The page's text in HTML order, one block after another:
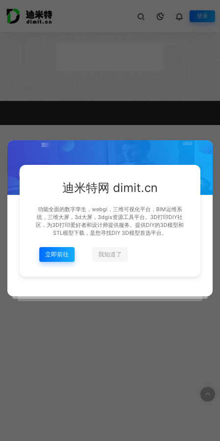
登录
迪米特网 dimit.cn
功能全面的数字孪生，webgl，三维可视化平台，BIM运维系
统，三维大屏，3d大屏，3dgis资源工具平台。3D打印DIY社
区，为3D打印爱好者和设计师提供服务。提供DIY的3D模型和
STL模型下载，是您寻找DIY 3D模型首选平台。
立即前往 我知道了